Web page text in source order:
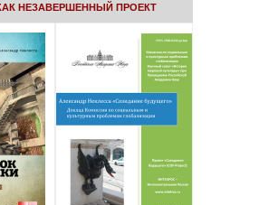
НЕЗАВЕРШЕННЫЙ ПРОЕКТ